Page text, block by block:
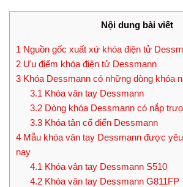
Nội dung bài viết
1 Nguồn gốc xuất xứ khóa điện tử
2 Ưu điểm khóa điện tử Dessmann
3 Khóa Dessmann có những dòng khóa
3.1 Khóa vân tay Dessmann
3.2Dòng khóa Dessmann có nắp
3.3Khóa tân cổ điển Dessmann
4 Mẫu khóa vân tay Dessmann được
nay
4.1 Khóa vân tay Dessmann S510
4.2Khóa vân tay Dessmann G811FP